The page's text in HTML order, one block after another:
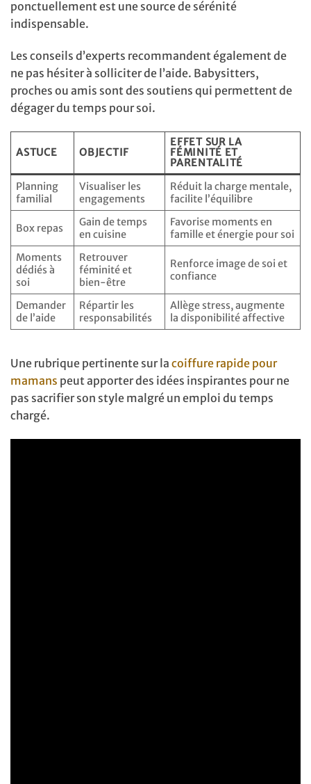
ponctuellement est une source de sérénité
indispensable.
Les conseils d’experts recommandent également de
ne pas hésiter à solliciter de l’aide. Babysitters,
proches ou amis sont des soutiens qui permettent de
dégager du temps pour soi.
ASTUCE OBJECTIF
EFFET SUR LA
FÉMINITÉ ET
PARENTALITÉ
Planning
familial
Visualiser les
engagements
Réduit la charge mentale,
facilite l’équilibre
Box repas
Gain de temps
en cuisine
Favorise moments en
famille et énergie pour soi
Moments
dédiés à
soi
Retrouver
féminité et
bien-être
Renforce image de soi et
confiance
Demander
de l’aide
Répartir les
responsabilités
Allège stress, augmente
la disponibilité affective
Une rubrique pertinente sur la coiffure rapide pour
mamans peut apporter des idées inspirantes pour ne
pas sacrifier son style malgré un emploi du temps
chargé.